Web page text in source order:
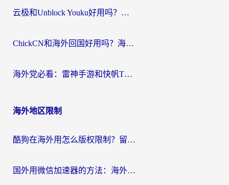
云极和Unblock Youku好用吗？海外党亲测+2026回国加速器避坑指南
ChickCN和海外回国好用吗？海外党2026亲测：从手游到影音，选对加速器的3个关键
海外党必看：雷神手游和快帆TV版好用吗？3步选对回国加速器不踩坑
海外地区限制
酷狗在海外用怎么版权限制？留学生亲测：3步解决听国内音乐难题
国外用微信加速器的方法：海外党无缝连接国内生活的实用指南